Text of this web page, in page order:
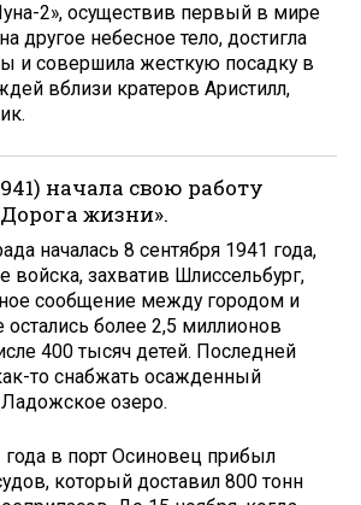
2», осуществив первый в мире
другое небесное тело, достигла
и совершила жесткую посадку в
вблизи кратеров Аристилл,
начала свою работу
жизни».
началась 8 сентября 1941 года,
войска, захватив Шлиссельбург,
сообщение между городом и
остались более 2,5 миллионов
400 тысяч детей. Последней
то снабжать осажденный
озеро.
года в порт Осиновец прибыл
который доставил 800 тонн